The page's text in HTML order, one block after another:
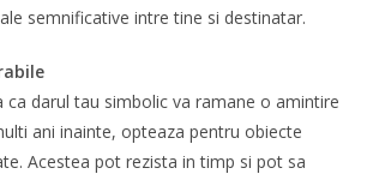
semnificative intre tine si destinatar.
ca darul tau simbolic va ramane o amintire
ani inainte, opteaza pentru obiecte
Acestea pot rezista in timp si pot sa